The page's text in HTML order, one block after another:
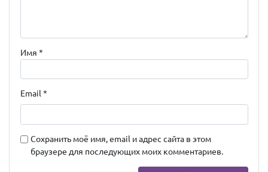
Имя *
Email*
Сохранить моё имя, email и адрес сайта в этом
браузере для последующих моих комментариев.